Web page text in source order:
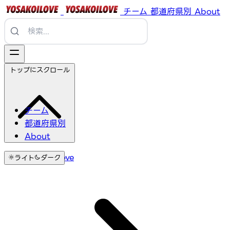
チーム 都道府県別 About
チーム
都道府県別
About
ライト ダーク
トップにスクロール
YosakoiLove